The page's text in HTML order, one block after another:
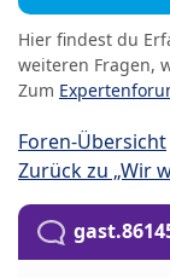
Hier findest du
weiteren Fragen,
Zum
Foren-Übersicht
Zurück zu „Wir